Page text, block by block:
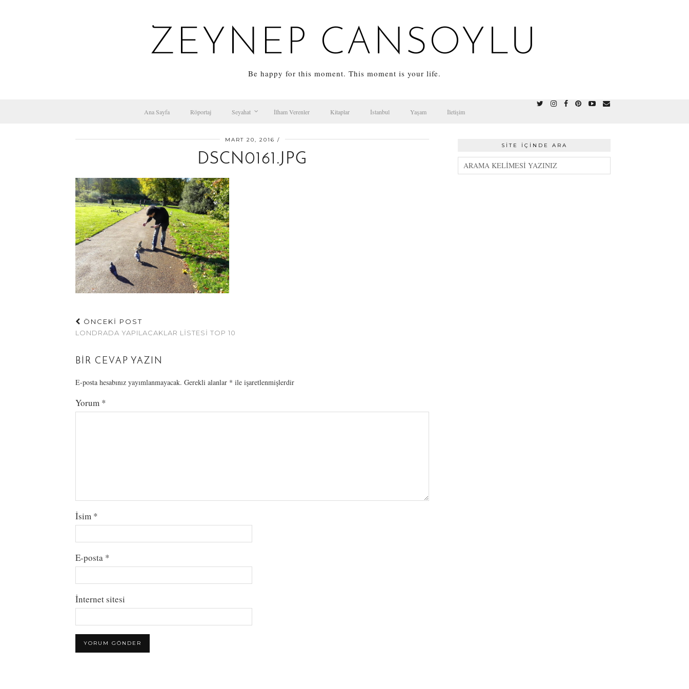
ZEYNEP CANSOYLU
Be happy for this moment. This moment is your life.
Ana Sayfa Röportaj Seyahat İlham Verenler Kitaplar İstanbul Yaşam İletişim
MART 20, 2016
DSCN0161.JPG
ÖNCEKİ POST
LONDRADA YAPILACAKLAR LISTESI TOP 10
BIR CEVAP YAZIN
E-posta hesabınız yayımlanmayacak. Gerekli alanlar * ile işaretlenmişlerdir
Yorum *
İsim *
E-posta *
İnternet sitesi
SITE İÇINDE ARA